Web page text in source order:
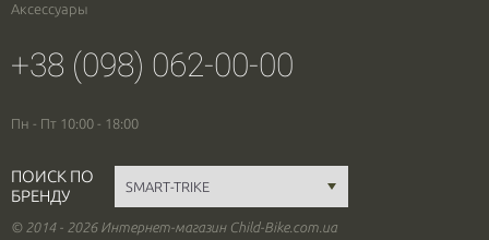
Аксессуары
+38 (098) 062-00-00
Пн - Пт 10:00 - 18:00
ПОИСК ПО
БРЕНДУ
© 2014 - 2026 Интернет-магазин Child-Bike.com.ua